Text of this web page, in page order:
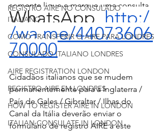
REGISTRO AIRE NO CONSULADO
ITALIANO
COMO TRANSFERIR O AIRE PARA LONDRES
CONSULADO ITALIANO LONDRES
AIRE REGISTRATION LONDON
REGISTRO AIRE EM LONDRES
HOW TO REGISTER AIRE IN LONDON
ITALIAN CONSULATE IN LONDON
somente ligue e marque uma consulta
WhatsApp http:/
/wa.me/44073606
70000
Cidadãos italianos que se mudem
permanentemente para a Inglaterra /
País de Gales / Gibraltar / Ilhas do
Canal da Itália deverão enviar o
formulário de registro AIRE a este